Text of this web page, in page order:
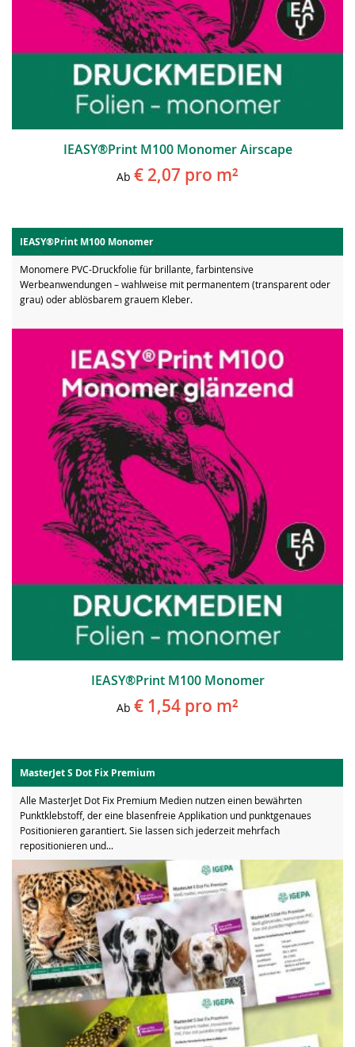
IEASY®Print M100 Monomer Airscape
Ab € 2,07 pro m²
IEASY®Print M100 Monomer
Monomere PVC-Druckfolie für brillante, farbintensive
Werbeanwendungen – wahlweise mit permanentem (transparent oder
grau) oder ablösbarem grauem Kleber.
IEASY®Print M100 Monomer
Ab € 1,54 pro m²
MasterJet S Dot Fix Premium
Alle MasterJet Dot Fix Premium Medien nutzen einen bewährten
Punktklebstoff, der eine blasenfreie Applikation und punktgenaues
Positionieren garantiert. Sie lassen sich jederzeit mehrfach
repositionieren und...